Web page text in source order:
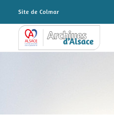
Archives Alsace - Colmar